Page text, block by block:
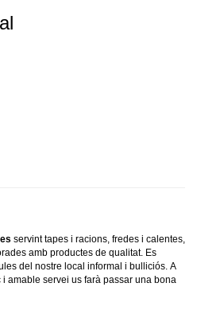
servint tapes i racions, fredes i calentes,
amb productes de qualitat. Es
del nostre local informal i bulliciós. A
amable servei us farà passar una bona